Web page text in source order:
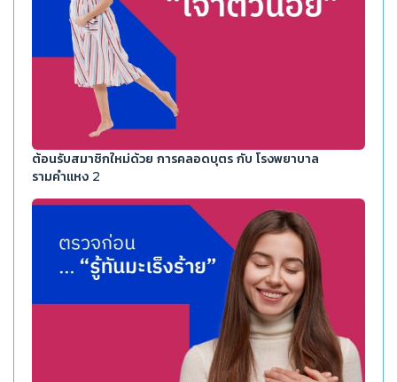
ต้อนรับสมาชิกใหม่ด้วย การคลอดบุตร กับ โรงพยาบาล
รามคำแหง 2